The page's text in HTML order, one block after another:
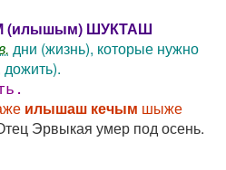
ШУКТАШ
дни (жизнь), которые нужно
илышаш кечым шыже
Эрвыкая умер под осень.